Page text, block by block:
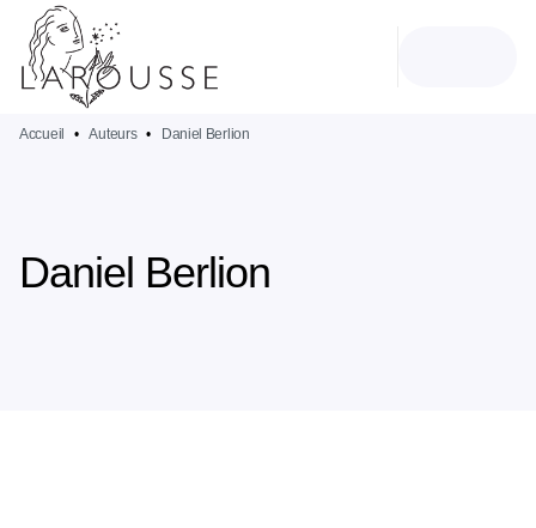
MENU
PIED DE PAGE
Accueil • Auteurs • Daniel Berlion
Daniel Berlion